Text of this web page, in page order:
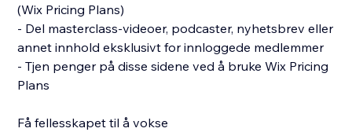
(Wix Pricing Plans)
- Del masterclass-videoer, podcaster, nyhetsbrev eller
annet innhold eksklusivt for innloggede medlemmer
- Tjen penger på disse sidene ved å bruke Wix Pricing
Plans
Få fellesskapet til å vokse